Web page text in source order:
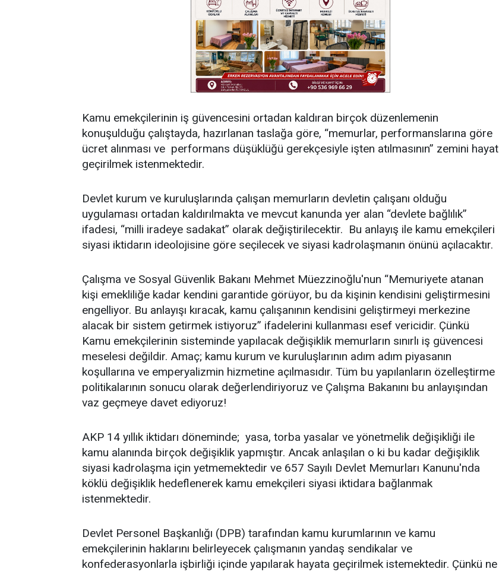
Kamu emekçilerinin iş güvencesini ortadan kaldıran birçok düzenlemenin
konuşulduğu çalıştayda, hazırlanan taslağa göre, “memurlar, performanslarına göre
ücret alınması ve performans düşüklüğü gerekçesiyle işten atılmasının” zemini hayat
geçirilmek istenmektedir.
Devlet kurum ve kuruluşlarında çalışan memurların devletin çalışanı olduğu
uygulaması ortadan kaldırılmakta ve mevcut kanunda yer alan “devlete bağlılık”
ifadesi, “milli iradeye sadakat” olarak değiştirilecektir. Bu anlayış ile kamu emekçileri
siyasi iktidarın ideolojisine göre seçilecek ve siyasi kadrolaşmanın önünü açılacaktır.
Çalışma ve Sosyal Güvenlik Bakanı Mehmet Müezzinoğlu'nun “Memuriyete atanan
kişi emekliliğe kadar kendini garantide görüyor, bu da kişinin kendisini geliştirmesini
engelliyor. Bu anlayışı kıracak, kamu çalışanının kendisini geliştirmeyi merkezine
alacak bir sistem getirmek istiyoruz” ifadelerini kullanması esef vericidir. Çünkü
Kamu emekçilerinin sisteminde yapılacak değişiklik memurların sınırlı iş güvencesi
meselesi değildir. Amaç; kamu kurum ve kuruluşlarının adım adım piyasanın
koşullarına ve emperyalizmin hizmetine açılmasıdır. Tüm bu yapılanların özelleştirme
politikalarının sonucu olarak değerlendiriyoruz ve Çalışma Bakanını bu anlayışından
vaz geçmeye davet ediyoruz!
AKP 14 yıllık iktidarı döneminde; yasa, torba yasalar ve yönetmelik değişikliği ile
kamu alanında birçok değişiklik yapmıştır. Ancak anlaşılan o ki bu kadar değişiklik
siyasi kadrolaşma için yetmemektedir ve 657 Sayılı Devlet Memurları Kanunu'nda
köklü değişiklik hedeflenerek kamu emekçileri siyasi iktidara bağlanmak
istenmektedir.
Devlet Personel Başkanlığı (DPB) tarafından kamu kurumlarının ve kamu
emekçilerinin haklarını belirleyecek çalışmanın yandaş sendikalar ve
konfederasyonlarla işbirliği içinde yapılarak hayata geçirilmek istemektedir. Çünkü ne